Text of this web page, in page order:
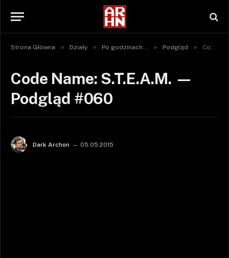
Strona Główna » Działy » Po godzinach... » Podgląd » Code Name: S.T.E.A.M. — Podgląd #060
Code Name: S.T.E.A.M. —
Podgląd #060
Dark Archon 05.05.2015